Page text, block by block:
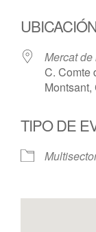
Mercat
C. Comte
TIPO DE